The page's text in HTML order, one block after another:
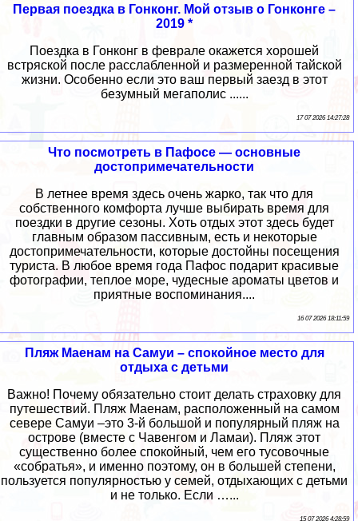
Первая поездка в Гонконг. Мой отзыв о Гонконге –
2019 *
Поездка в Гонконг в феврале окажется хорошей
встряской после расслабленной и размеренной тайской
жизни. Особенно если это ваш первый заезд в этот
безумный мегаполис ......
17 07 2026 14:27:28
Что посмотреть в Пафосе — основные
достопримечательности
В летнее время здесь очень жарко, так что для
собственного комфорта лучше выбирать время для
поездки в другие сезоны. Хоть отдых этот здесь будет
главным образом пассивным, есть и некоторые
достопримечательности, которые достойны посещения
туриста. В любое время года Пафос подарит красивые
фотографии, теплое море, чудесные ароматы цветов и
приятные воспоминания....
16 07 2026 18:11:59
Пляж Маенам на Самуи – спокойное место для
отдыха с детьми
Важно! Почему обязательно стоит делать страховку для
путешествий. Пляж Маенам, расположенный на самом
севере Самуи –это 3-й большой и популярный пляж на
острове (вместе с Чавенгом и Ламаи). Пляж этот
существенно более спокойный, чем его тусовочные
«собратья», и именно поэтому, он в большей степени,
пользуется популярностью у семей, отдыхающих с детьми
и не только. Если …...
15 07 2026 4:28:59